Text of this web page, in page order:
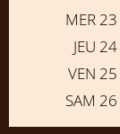
MER 23
JEU 24
VEN 25
SAM 26